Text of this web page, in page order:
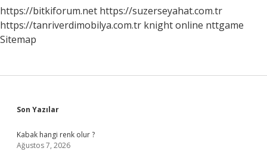
https://bitkiforum.net https://suzerseyahat.com.tr
https://tanriverdimobilya.com.tr knight online nttgame
Sitemap
Sidebar
Son Yazılar
Kabak hangi renk olur ?
Ağustos 7, 2026